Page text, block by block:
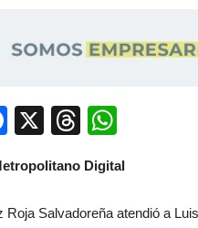
Facebook
X Threads
Digital
Roja Salvadoreña atendió a